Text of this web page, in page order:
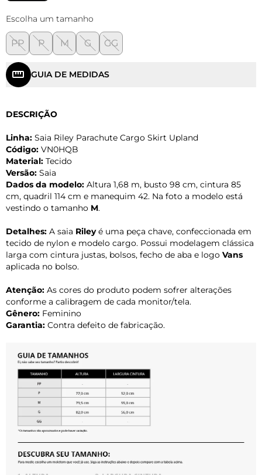
Escolha um tamanho
PP P M G GG
GUIA DE MEDIDAS
DESCRIÇÃO
Linha: Saia Riley Parachute Cargo Skirt Upland
Código: VN0HQB
Material: Tecido
Versão: Saia
Dados da modelo: Altura 1,68 m, busto 98 cm, cintura 85
cm, quadril 114 cm e manequim 42. Na foto a modelo está
vestindo o tamanho M.
Detalhes: A saia Rileyé uma peça chave, confeccionada em
tecido de nylon e modelo cargo. Possui modelagem clássica
larga com cintura justas, bolsos, fecho de aba e logo Vans
aplicada no bolso.
Atenção: As cores do produto podem sofrer alterações
conforme a calibragem de cada monitor/tela.
Gênero: Feminino
Garantia: Contra defeito de fabricação.